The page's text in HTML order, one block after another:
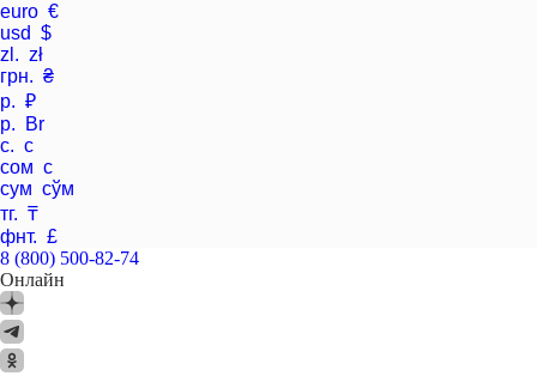
euro €
usd $
zl. zł
грн. ₴
р. ₽
р. Br
с. с
сом с
сум сўм
тг. ₸
фнт. £
8 (800) 500-82-74
Онлайн